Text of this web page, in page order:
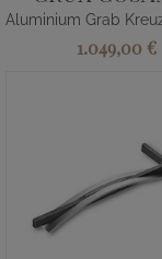
1.049,00 €